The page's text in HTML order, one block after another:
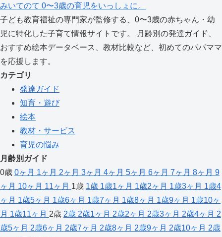
みいてのて 0〜3歳の育児をいっしょに。
子ども教育福祉の専門家が監修する、0〜3歳の赤ちゃん・幼
児に特化した子育て情報サイトです。 月齢別の発達ガイド、
おすすめ絵本データベース、教材比較など、初めてのパパママ
を応援します。
カテゴリ
発達ガイド
知育・遊び
絵本
教材・サービス
育児の悩み
月齢別ガイド
0歳 0ヶ月 1ヶ月 2ヶ月 3ヶ月 4ヶ月 5ヶ月 6ヶ月 7ヶ月 8ヶ月 9
ヶ月 10ヶ月 11ヶ月 1歳 1歳 1歳1ヶ月 1歳2ヶ月 1歳3ヶ月 1歳4
ヶ月 1歳5ヶ月 1歳6ヶ月 1歳7ヶ月 1歳8ヶ月 1歳9ヶ月 1歳10ヶ
月 1歳11ヶ月 2歳 2歳 2歳1ヶ月 2歳2ヶ月 2歳3ヶ月 2歳4ヶ月 2
歳5ヶ月 2歳6ヶ月 2歳7ヶ月 2歳8ヶ月 2歳9ヶ月 2歳10ヶ月 2歳